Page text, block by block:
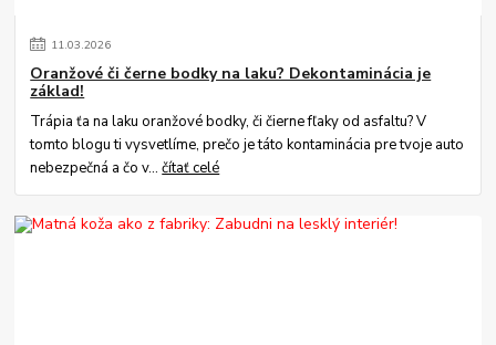
11.03.2026
Oranžové či černe bodky na laku? Dekontaminácia je
základ!
Trápia ťa na laku oranžové bodky, či čierne fľaky od asfaltu? V
tomto blogu ti vysvetlíme, prečo je táto kontaminácia pre tvoje auto
nebezpečná a čo v...čítať celé